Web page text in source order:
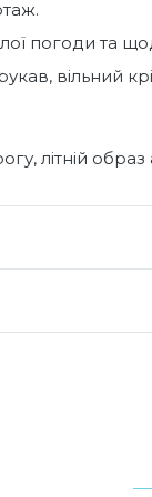
погоди та
вільний
літній